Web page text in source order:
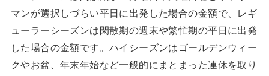
マンが選択しづらい平日に出発した場合の金額で、レギ
ューラーシーズンは閑散期の週末や繁忙期の平日に出発
した場合の金額です。ハイシーズンはゴールデンウィー
クやお盆、年末年始など一般的にまとまった連休を取り